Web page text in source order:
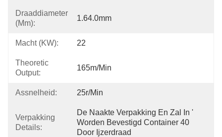
Draaddiameter
(mm):
1.64.0mm
Macht (kW): 22
Theoretic
Output:
165m/min
Assnelheid: 25r/min
Verpakking
Details:
De Naakte Verpakking En Zal In '
Worden Bevestigd Container 40
Door Ijzerdraad